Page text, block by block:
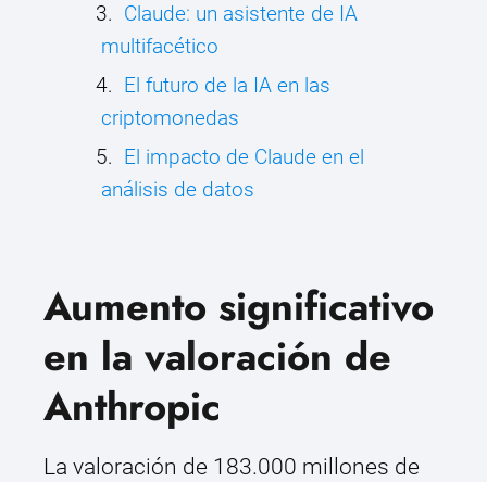
Claude: un asistente de IA
multifacético
El futuro de la IA en las
criptomonedas
El impacto de Claude en el
análisis de datos
Aumento significativo
en la valoración de
Anthropic
La valoración de 183.000 millones de